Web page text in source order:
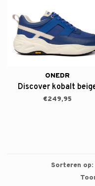
ONEDR
Discover kobalt
€249,95
Sorteren op: